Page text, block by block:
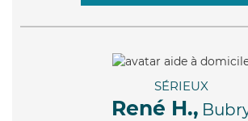
SÉRIEUX
René H.,